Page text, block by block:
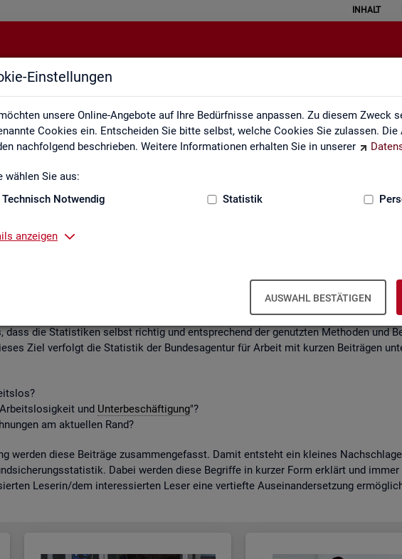
Einstellungen
unsere Online-Angebote auf Ihre Bedürfnisse anpassen. Zu diesem Zweck
Cookies ein. Entscheiden Sie bitte selbst, welche Cookies Sie zulassen. Die
nachfolgend beschrieben. Weitere Informationen erhalten Sie in unserer
wählen Sie aus:
Technisch Notwendig
Statistik
anzeigen
AUSWAHL BESTÄTIGEN
INHALT
Statistik erklärt
Sta­tis­tik er­klärt
in zwei­er­lei Weise ver­stan­den wer­den. Ei­ner­seits kön­nen mit sta­tis­ti­schen
dass die Sta­tis­ti­ken selbst rich­tig und ent­spre­chend der ge­nutz­ten Me­tho­den und
Ziel ver­folgt die Sta­tis­tik der Bun­des­agen­tur für Ar­beit mit kur­zen Bei­trä­gen
und Un­ter­be­schäf­ti­gung"?
am ak­tu­el­len Rand?
wer­den diese Bei­trä­ge zu­sam­men­ge­fasst. Damit ent­steht ein klei­nes
Dabei wer­den diese Be­grif­fe in kur­zer Form er­klärt und
Le­se­rin/dem in­ter­es­sier­ten Leser eine ver­tief­te Aus­ein­an­der­set­zung